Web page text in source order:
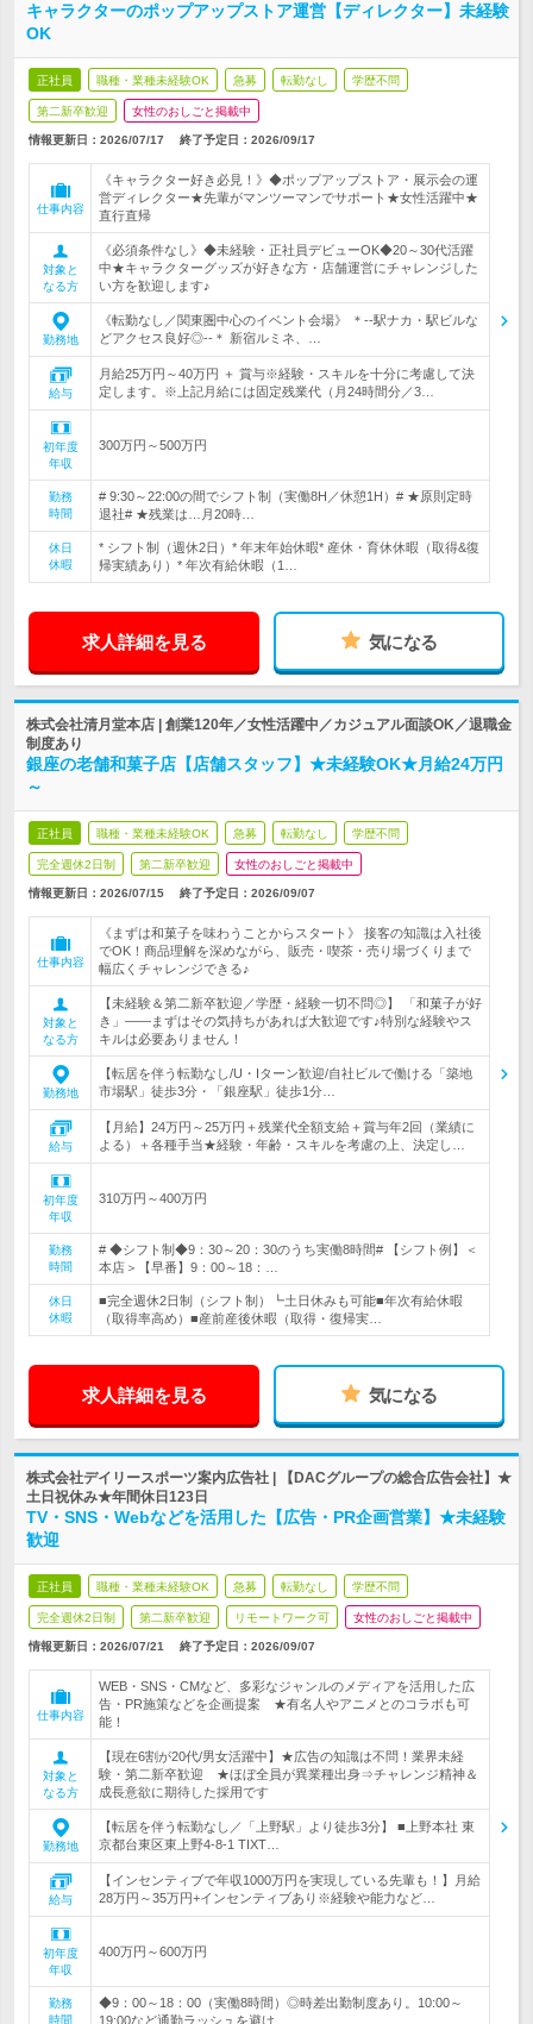
キャラクターのポップアップストア運営【ディレクター】未経験
OK
正社員 職種・業種未経験OK 急募 転勤なし 学歴不問
第二新卒歓迎 女性のおしごと掲載中
情報更新日：2026/07/17 終了予定日： 2026/09/17
仕事内容
《キャラクター好き必見！》◆ポップアップストア・展示会の運
営ディレクター★先輩がマンツーマンでサポート★女性活躍中★
直行直帰
対象と
なる方
《必須条件なし》◆未経験・正社員デビューOK◆20～30代活躍
中★キャラクターグッズが好きな方・店舗運営にチャレンジした
い方を歓迎します♪
勤務地
《転勤なし／関東圏中心のイベント会場》 ＊--駅ナカ・駅ビルな
どアクセス良好◎--＊ 新宿ルミネ、…
給与
月給25万円～40万円 ＋ 賞与※経験・スキルを十分に考慮して決
定します。※上記月給には固定残業代（月24時間分／3…
初年度
年収
300万円～500万円
勤務
時間
# 9:30～22:00の間でシフト制（実働8H／休憩1H）# ★原則定時
退社# ★残業は…月20時…
休日
休暇
* シフト制（週休2日）* 年末年始休暇* 産休・育休休暇（取得&復
帰実績あり）* 年次有給休暇（1…
求人詳細を見る 気になる
株式会社清月堂本店 | 創業120年／女性活躍中／カジュアル面談OK／退職金
制度あり
銀座の老舗和菓子店【店舗スタッフ】★未経験OK★月給24万円
～
正社員 職種・業種未経験OK 急募 転勤なし 学歴不問
完全週休2日制 第二新卒歓迎 女性のおしごと掲載中
情報更新日：2026/07/15 終了予定日： 2026/09/07
仕事内容
《まずは和菓子を味わうことからスタート》 接客の知識は入社後
でOK！商品理解を深めながら、販売・喫茶・売り場づくりまで
幅広くチャレンジできる♪
対象と
なる方
【未経験＆第二新卒歓迎／学歴・経験一切不問◎】 「和菓子が好
き」――まずはその気持ちがあれば大歓迎です♪特別な経験やス
キルは必要ありません！
勤務地
【転居を伴う転勤なし/U・Iターン歓迎/自社ビルで働ける「築地
市場駅」徒歩3分・「銀座駅」徒歩1分…
給与
【月給】24万円～25万円＋残業代全額支給＋賞与年2回（業績に
よる）＋各種手当★経験・年齢・スキルを考慮の上、決定し…
初年度
年収
310万円～400万円
勤務
時間
# ◆シフト制◆9：30～20：30のうち実働8時間# 【シフト例】＜
本店＞【早番】9：00～18：…
休日
休暇
■完全週休2日制（シフト制）┗土日休みも可能■年次有給休暇
（取得率高め）■産前産後休暇（取得・復帰実…
求人詳細を見る 気になる
株式会社デイリースポーツ案内広告社 | 【DACグループの総合広告会社】★
土日祝休み★年間休日123日
TV・SNS・Webなどを活用した【広告・PR企画営業】★未経験
歓迎
正社員 職種・業種未経験OK 急募 転勤なし 学歴不問
完全週休2日制 第二新卒歓迎 リモートワーク可 女性のおしごと掲載中
情報更新日：2026/07/21 終了予定日： 2026/09/07
仕事内容
WEB・SNS・CMなど、多彩なジャンルのメディアを活用した広
告・PR施策などを企画提案 ★有名人やアニメとのコラボも可
能！
対象と
なる方
【現在6割が20代/男女活躍中】★広告の知識は不問！業界未経
験・第二新卒歓迎 ★ほぼ全員が異業種出身⇒チャレンジ精神＆
成長意欲に期待した採用です
勤務地
【転居を伴う転勤なし／「上野駅」より徒歩3分】 ■上野本社 東
京都台東区東上野4-8-1 TIXT…
給与
【インセンティブで年収1000万円を実現している先輩も！】月給
28万円～35万円+インセンティブあり※経験や能力など…
初年度
年収
400万円～600万円
勤務
時間
◆9：00～18：00（実働8時間）◎時差出勤制度あり。10:00～
19:00など通勤ラッシュを避け…